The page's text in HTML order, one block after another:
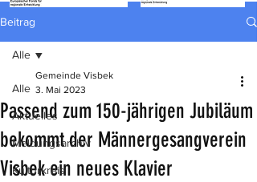
Beitrag
Alle
Aktuelles
Meldungsarchiv
Kulturkreis
Alle
Passend zum 150-jährigen Jubiläum
bekommt der Männergesangverein
Visbek ein neues Klavier
Gemeinde Visbek
3. Mai 2023